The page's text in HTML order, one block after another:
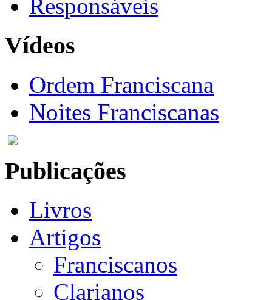
Responsáveis
Vídeos
Ordem Franciscana
Noites Franciscanas
Publicações
Livros
Artigos
Franciscanos
Clarianos